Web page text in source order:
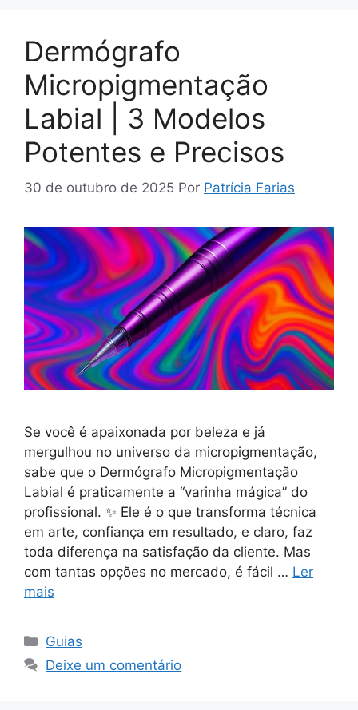
Dermógrafo
Micropigmentação
Labial | 3 Modelos
Potentes e Precisos
30 de outubro de 2025 Por Patrícia Farias
Se você é apaixonada por beleza e já
mergulhou no universo da micropigmentação,
sabe que o Dermógrafo Micropigmentação
Labial é praticamente a “varinha mágica” do
profissional. ✨ Ele é o que transforma técnica
em arte, confiança em resultado, e claro, faz
toda diferença na satisfação da cliente. Mas
com tantas opções no mercado, é fácil … Ler
mais
Categorias
Guias
Deixe um comentário